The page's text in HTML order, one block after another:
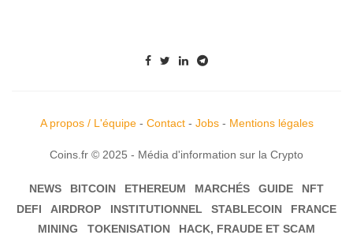
A propos / L'équipe- Contact- Jobs- Mentions légales
Coins.fr © 2025 - Média d'information sur la Crypto
NEWS BITCOIN ETHEREUM MARCHÉS GUIDE
NFT
DEFI
AIRDROP INSTITUTIONNEL STABLECOIN
FRANCE
MINING
TOKENISATION HACK, FRAUDE ET SCAM